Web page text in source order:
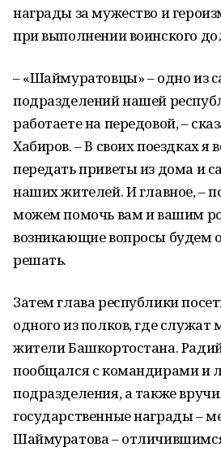
награды за мужество и
при выполнении воинского
– «Шаймуратовцы» – одно из
подразделений нашей
работаете на передовой, –
Хабиров. – В своих поездках я
передать приветы из дома и
наших жителей. И главное, –
можем помочь вам и вашим
возникающие вопросы будем
решать.
Затем глава республики
одного из полков, где
жители Башкортостана.
пообщался с командирами и
подразделения, а также
государственные награды –
Шаймуратова –